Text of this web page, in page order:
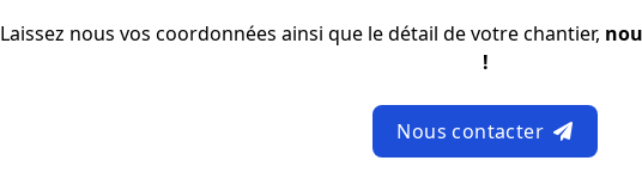
Laissez nous vos coordonnées ainsi que le détail de votre chantier,
!
Nous contacter